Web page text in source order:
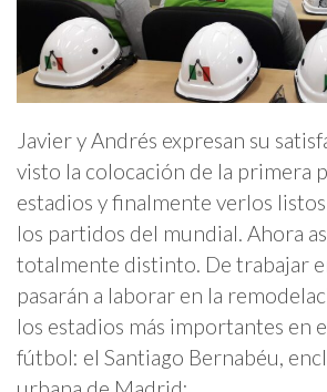
Javier y Andrés expresan su
visto la colocación de la primera
estadios y finalmente verlos
los partidos del mundial. Ahora
totalmente distinto. De trabajar
pasarán a laborar en la
los estadios más importantes en
fútbol: el Santiago Bernabéu,